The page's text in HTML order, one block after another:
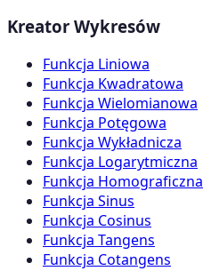
Kreator Wykresów
Funkcja Liniowa
Funkcja Kwadratowa
Funkcja Wielomianowa
Funkcja Potęgowa
Funkcja Wykładnicza
Funkcja Logarytmiczna
Funkcja Homograficzna
Funkcja Sinus
Funkcja Cosinus
Funkcja Tangens
Funkcja Cotangens